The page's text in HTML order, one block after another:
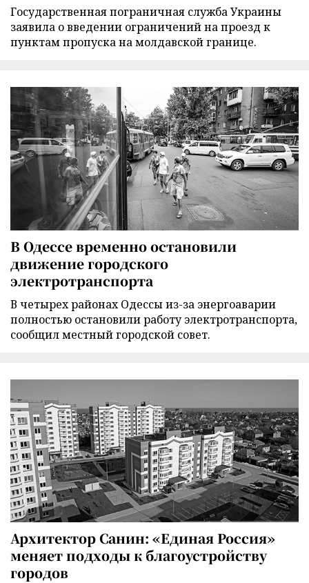
Государственная пограничная служба Украины
заявила о введении ограничений на проезд к
пунктам пропуска на молдавской границе.
В Одессе временно остановили
движение городского
электротранспорта
В четырех районах Одессы из-за энергоаварии
полностью остановили работу электротранспорта,
сообщил местный городской совет.
Архитектор Санин: «Единая Россия»
меняет подходы к благоустройству
городов